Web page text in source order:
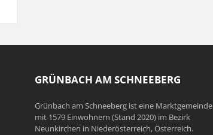
GRÜNBACH AM SCHNEEBERG
Grünbach am Schneeberg ist eine Marktgemeinde
mit 1579 Einwohnern (Stand 2020) im Bezirk
Neunkirchen in Niederösterreich, Österreich.